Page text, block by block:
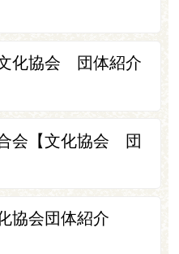
化協会 団体紹介
会【文化協会 団
協会団体紹介